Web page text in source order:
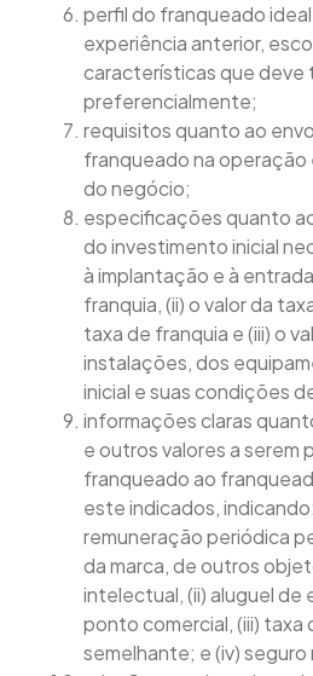
perfil do franqueado
experiência anterior,
características que deve
preferencialmente;
requisitos quanto ao
franqueado na operação
do negócio;
especificações quanto
do investimento inicial
à implantação e à
franquia, (ii) o valor da
taxa de franquia e (iii) o
instalações, dos
inicial e suas condições
informações claras
e outros valores a serem
franqueado ao
este indicados,
remuneração periódica
da marca, de outros
intelectual, (ii) aluguel de
ponto comercial, (iii) taxa
semelhante; e (iv) seguro